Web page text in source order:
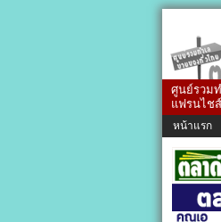
ศูนย์รวม
แฟรนไชส์
หน้าแรก